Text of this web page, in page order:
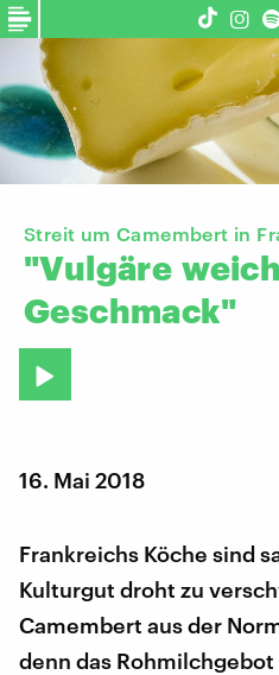
Streit um Camembert in
"Vulgäre
Geschmack"
16. Mai 2018
Frankreichs Köche sind
Kulturgut droht zu
Camembert aus der
denn das